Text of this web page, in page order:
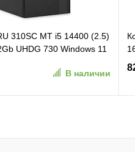
310SC MT i5 14400 (2.5)
UHDG 730 Windows 11
черный (2140115)
В наличии